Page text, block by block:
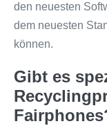
den neuesten
dem neuesten
können.
Gibt es